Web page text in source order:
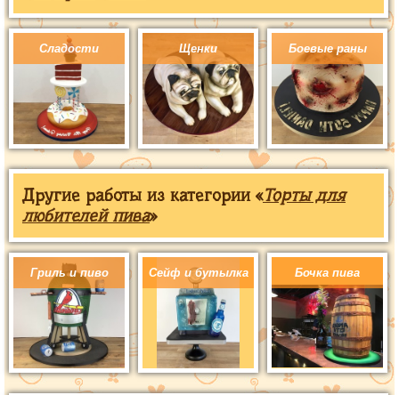
Сладости Щенки Боевые раны
Другие работы из категории «Торты для
любителей пива»
Гриль и пиво Сейф и бутылка Бочка пива